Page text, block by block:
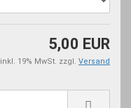
5,00 EUR
inkl. 19% MwSt. zzgl. Versand